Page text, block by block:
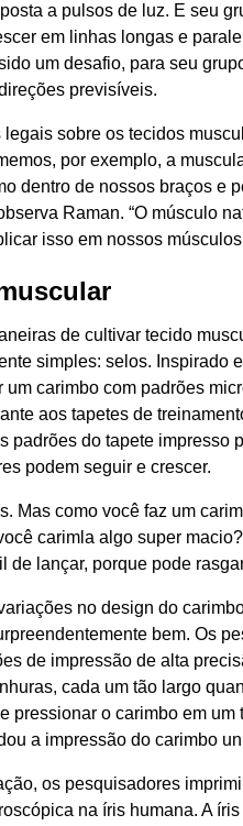
a pulsos de luz. E seu
em linhas longas e
um desafio, para seu
previsíveis.
legais sobre os tecidos
por exemplo, a
dentro de nossos braços e
Raman. “O músculo
isso em nossos músculos
de cultivar tecido
simples: selos. Inspirado
um carimbo com padrões
aos tapetes de
padrões do tapete impresso
podem seguir e crescer.
Mas como você faz um
carimla algo super
de lançar, porque pode
no design do
bem. Os
de impressão de alta
cada um tão largo
pressionar o carimbo em
a impressão do carimbo
os pesquisadores
na íris humana. A